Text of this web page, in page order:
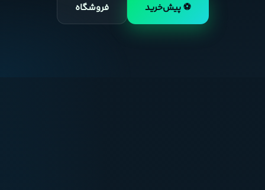
⚽ پیش‌خرید فروشگاه